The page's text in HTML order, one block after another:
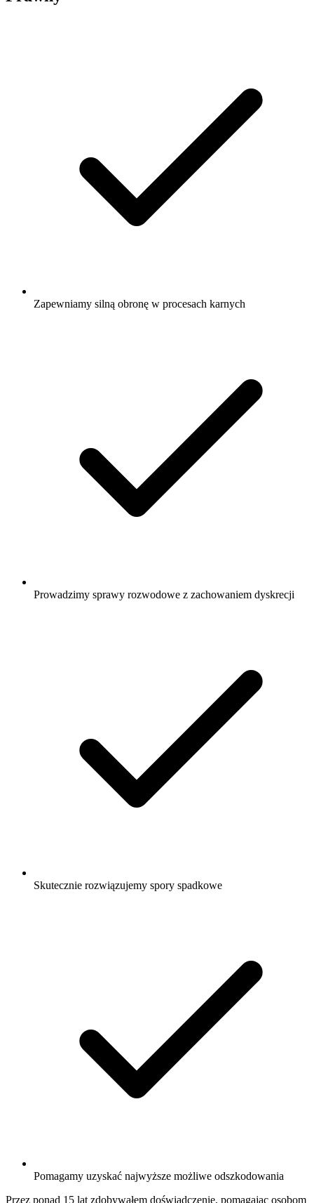
Zapewniamy silną obronę w procesach karnych
Prowadzimy sprawy rozwodowe z zachowaniem dyskrecji
Skutecznie rozwiązujemy spory spadkowe
Pomagamy uzyskać najwyższe możliwe odszkodowania
Przez ponad 15 lat zdobywałem doświadczenie, pomagając osobom